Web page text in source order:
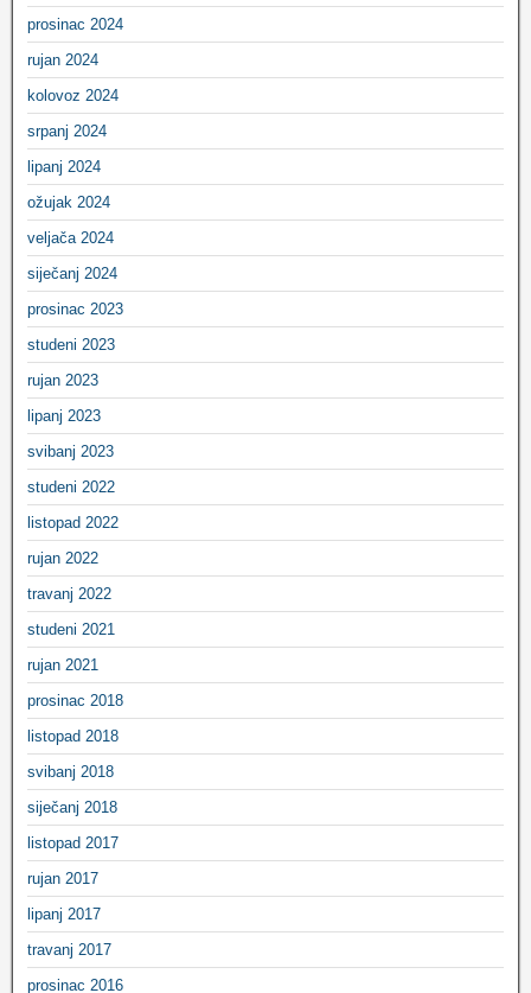
prosinac 2024
rujan 2024
kolovoz 2024
srpanj 2024
lipanj 2024
ožujak 2024
veljača 2024
siječanj 2024
prosinac 2023
studeni 2023
rujan 2023
lipanj 2023
svibanj 2023
studeni 2022
listopad 2022
rujan 2022
travanj 2022
studeni 2021
rujan 2021
prosinac 2018
listopad 2018
svibanj 2018
siječanj 2018
listopad 2017
rujan 2017
lipanj 2017
travanj 2017
prosinac 2016